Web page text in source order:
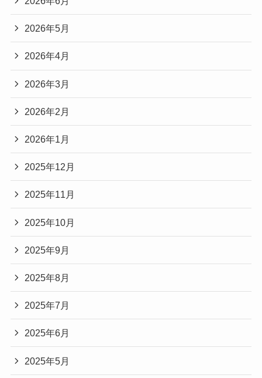
2026年5月
2026年4月
2026年3月
2026年2月
2026年1月
2025年12月
2025年11月
2025年10月
2025年9月
2025年8月
2025年7月
2025年6月
2025年5月